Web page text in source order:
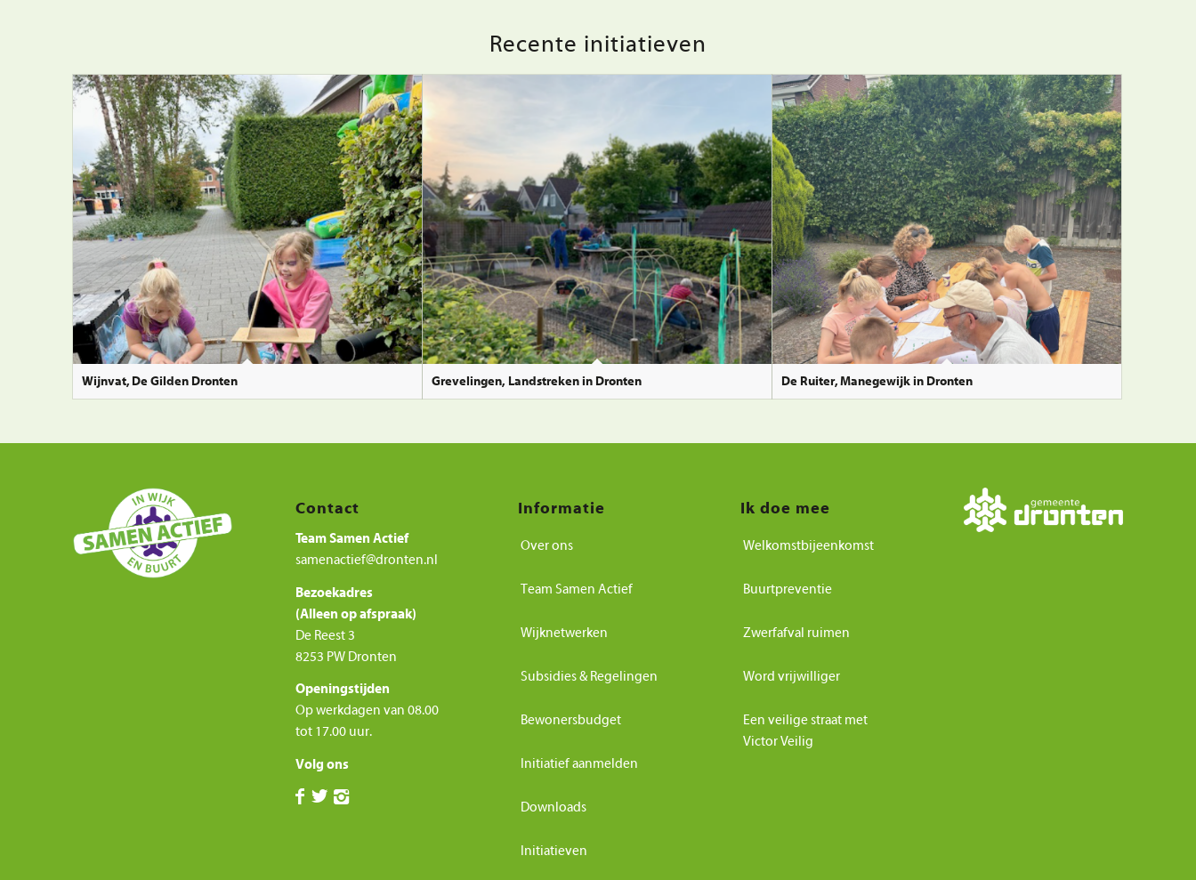
Recente initiatieven
Wijnvat, De Gilden Dronten Grevelingen, Landstreken in Dronten De Ruiter, Manegewijk in Dronten
Contact
Team Samen Actief
samenactief@dronten.nl
Bezoekadres
(Alleen op afspraak)
De Reest 3
8253 PW Dronten
Openingstijden
Op werkdagen van 08.00
tot 17.00 uur.
Volg ons
Informatie
Over ons
Team Samen Actief
Wijknetwerken
Subsidies & Regelingen
Bewonersbudget
Initiatief aanmelden
Downloads
Initiatieven
Ik doe mee
Welkomstbijeenkomst
Buurtpreventie
Zwerfafval ruimen
Word vrijwilliger
Een veilige straat met
Victor Veilig